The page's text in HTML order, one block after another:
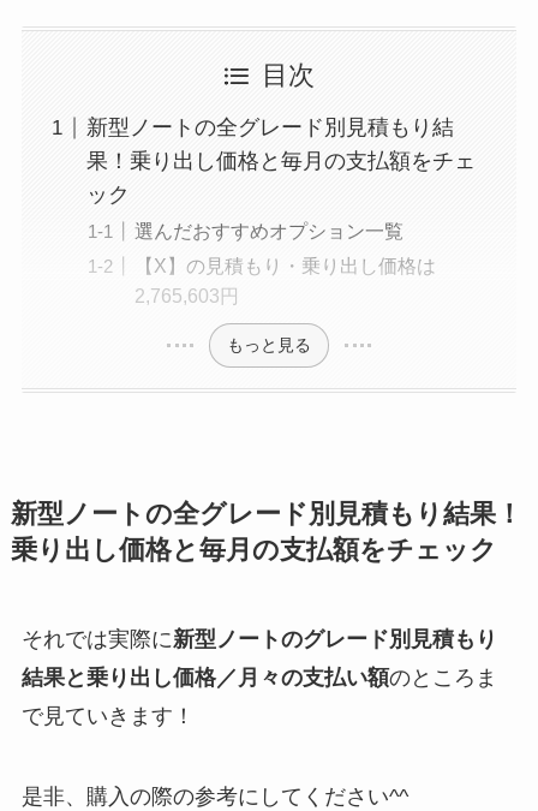
目次
新型ノートの全グレード別見積もり結
果！乗り出し価格と毎月の支払額をチェ
ック
選んだおすすめオプション一覧
【X】の見積もり・乗り出し価格は
2,765,603円
もっと見る
新型ノートの全グレード別見積もり結果！
乗り出し価格と毎月の支払額をチェック
それでは実際に新型ノートのグレード別見積もり
結果と乗り出し価格／月々の支払い額のところま
で見ていきます！
是非、購入の際の参考にしてください^^